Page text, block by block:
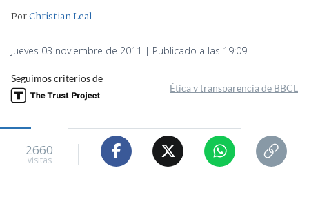
PorChristian Leal
Jueves 03 noviembre de 2011 | Publicado a las 19:09
Seguimos criterios de
Ética y transparencia de BBCL
2660
visitas